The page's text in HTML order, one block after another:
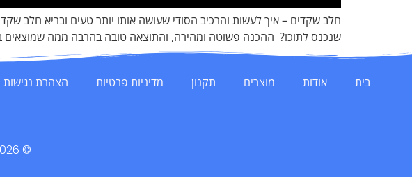
חלב שקדים – איך לעשות והרכיב הסודי שעושה אותו יותר טעים ובריא חלב
שנכנס לתוכו? ההכנה פשוטה ומהירה, והתוצאה טובה בהרבה ממה
בית אודות מוצרים תקנון מדיניות פרטיות הצהרת נגישות
© 2026 כל הזכויות שמורות לרואי הניג